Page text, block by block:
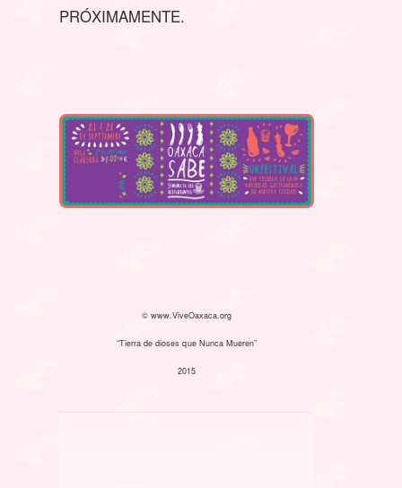
PRÓXIMAMENTE.
© www.ViveOaxaca.org
“Tierra de dioses que Nunca Mueren”
2015